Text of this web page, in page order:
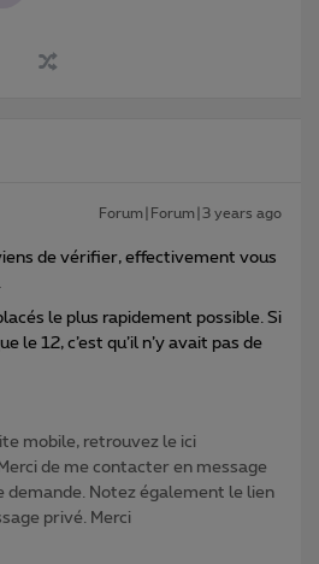
Forum|Forum|3 years ago
de vérifier, effectivement vous
le plus rapidement possible. Si
le 12, c’est qu’il n’y avait pas de
mobile, retrouvez le ici
de me contacter en message
demande. Notez également le lien
privé. Merci